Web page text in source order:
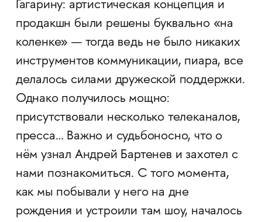
Гагарину: артистическая концепция и
продакшн были решены буквально «на
коленке» — тогда ведь не было никаких
инструментов коммуникации, пиара, все
делалось силами дружеской поддержки.
Однако получилось мощно:
присутствовали несколько телеканалов,
пресса… Важно и судьбоносно, что о
нём узнал Андрей Бартенев и захотел с
нами познакомиться. С того момента,
как мы побывали у него на дне
рождения и устроили там шоу, началось